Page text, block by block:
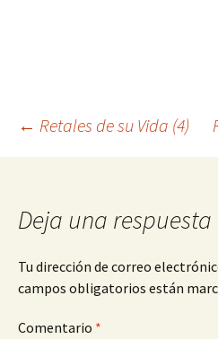
entradas
← Retales de su Vida (4)
Deja una respuesta
Tu dirección de correo
campos obligatorios están
Comentario *